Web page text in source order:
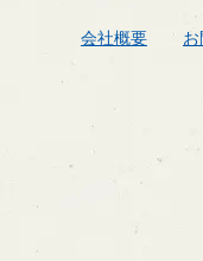
会社概要